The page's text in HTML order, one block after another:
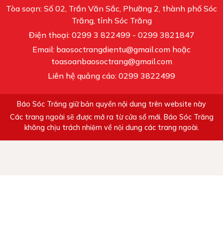
Tòa soạn: Số 02, Trần Văn Sắc, Phường 2, thành phố Sóc
Trăng, tỉnh Sóc Trăng
Điện thoại: 0299 3 822499 - 0299 3821847
Email: baosoctrangdientu@gmail.com hoặc
toasoanbaosoctrang@gmail.com
Liên hệ quảng cáo: 0299 3822499
Báo Sóc Trăng giữ bản quyền nội dung trên website này
Các trang ngoài sẽ được mở ra từ cửa sổ mới. Báo Sóc Trăng
không chịu trách nhiệm về nội dung các trang ngoài.